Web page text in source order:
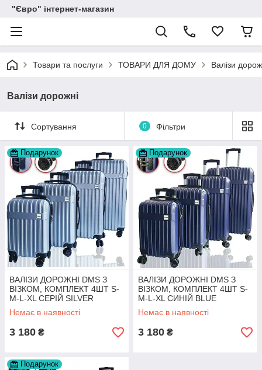
"Євро" інтернет-магазин
Товари та послуги ТОВАРИ ДЛЯ ДОМУ Валізи
Валізи дорожні
Сортування 0 Фільтри
Подарунок
ВАЛІЗИ ДОРОЖНІ DMS З
ВІЗКОМ, КОМПЛЕКТ 4ШТ S-
M-L-XL СЕРІЙ SILVER
НІМЕЧЧИНА
Немає в наявності
3 180 ₴
Подарунок
ВАЛІЗИ ДОРОЖНІ DMS З
ВІЗКОМ, КОМПЛЕКТ 4ШТ S-
M-L-XL СИНІЙ BLUE
НІМЕЧЧИНА
Немає в наявності
3 180 ₴
Подарунок